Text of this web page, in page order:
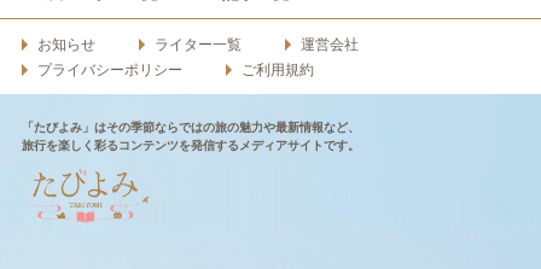
お知らせ ライター一覧
運営会社
プライバシーポリシー
ご利用規約
「たびよみ」はその季節ならではの旅の魅力や最新情報など、
旅行を楽しく彩るコンテンツを発信するメディアサイトです。